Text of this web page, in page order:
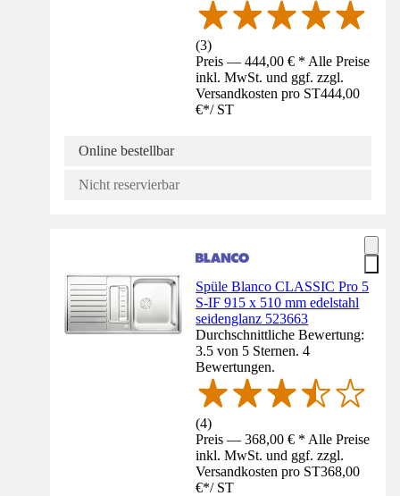
(3)
Preis — 444,00 € * Alle Preise
inkl. MwSt. und ggf. zzgl.
Versandkosten pro ST444,00
€*/ ST
Online bestellbar
Nicht reservierbar
Spüle Blanco CLASSIC Pro 5
S-IF 915 x 510 mm edelstahl
seidenglanz 523663
Durchschnittliche Bewertung:
3.5 von 5 Sternen. 4
Bewertungen.
(4)
Preis — 368,00 € * Alle Preise
inkl. MwSt. und ggf. zzgl.
Versandkosten pro ST368,00
€*/ ST